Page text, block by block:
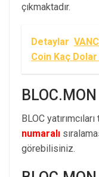
çıkmaktadır.
Detaylar
Coin Kaç
BLOC.MON
BLOC
numaralı
görebilisiniz.